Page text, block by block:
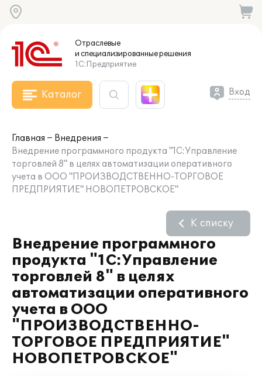
Отраслевые
и специализированныерешения
1С:Предприятие
Каталог Вход
Главная
Внедрения
Внедрение программного продукта "1С:Управление
торговлей 8" в целях автоматизации оперативного
учета в ООО "ПРОИЗВОДСТВЕННО-ТОРГОВОЕ
ПРЕДПРИЯТИЕ" НОВОПЕТРОВСКОЕ"
Внедрение программного
продукта "1С:Управление
торговлей 8" в целях
автоматизации оперативного
учета в ООО
"ПРОИЗВОДСТВЕННО-
ТОРГОВОЕ ПРЕДПРИЯТИЕ"
НОВОПЕТРОВСКОЕ"
К списку